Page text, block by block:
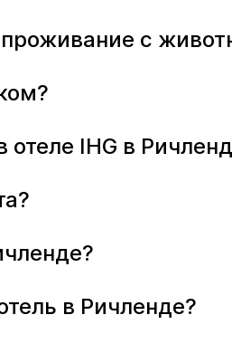
проживание с
IHG в
в Ричленде?